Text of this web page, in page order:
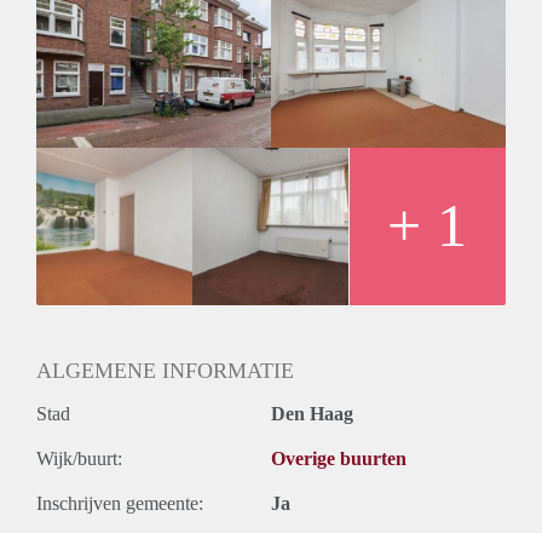
Mogelijk
Inkomen eis
N.V.T.
Huurtermijn
Onbepaalde termijn
Oplevering
Kaal
+ 1
ALGEMENE INFORMATIE
Stad Den Haag
Wijk/buurt: Overige buurten
Inschrijven gemeente: Ja